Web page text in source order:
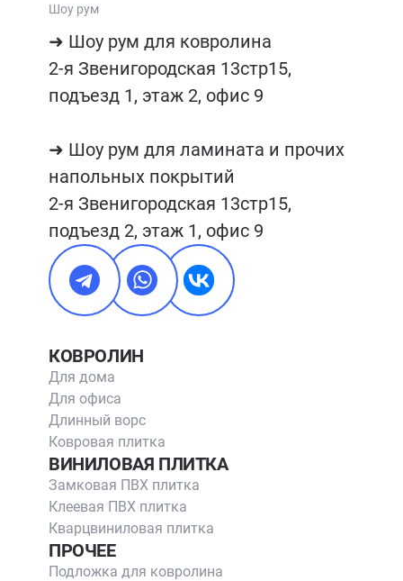
Шоу рум
➜ Шоу рум для ковролина
2-я Звенигородская 13стр15,
подъезд 1, этаж 2, офис 9
➜ Шоу рум для ламината и прочих
напольных покрытий
2-я Звенигородская 13стр15,
подъезд 2, этаж 1, офис 9
КОВРОЛИН
Для дома
Для офиса
Длинный ворс
Ковровая плитка
ВИНИЛОВАЯ ПЛИТКА
Замковая ПВХ плитка
Клеевая ПВХ плитка
Кварцвиниловая плитка
ПРОЧЕЕ
Подложка для ковролина